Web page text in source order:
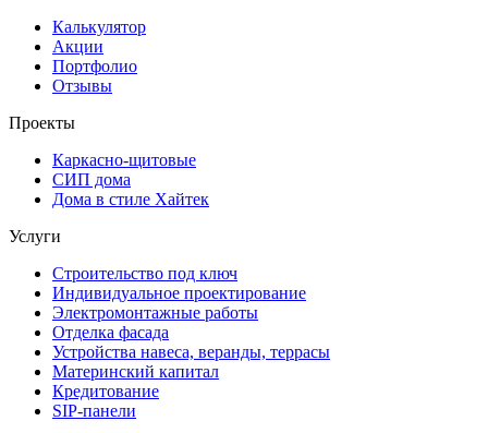
Калькулятор
Акции
Портфолио
Отзывы
Проекты
Каркасно-щитовые
СИП дома
Дома в стиле Хайтек
Услуги
Строительство под ключ
Индивидуальное проектирование
Электромонтажные работы
Отделка фасада
Устройства навеса, веранды, террасы
Материнский капитал
Кредитование
SIP-панели